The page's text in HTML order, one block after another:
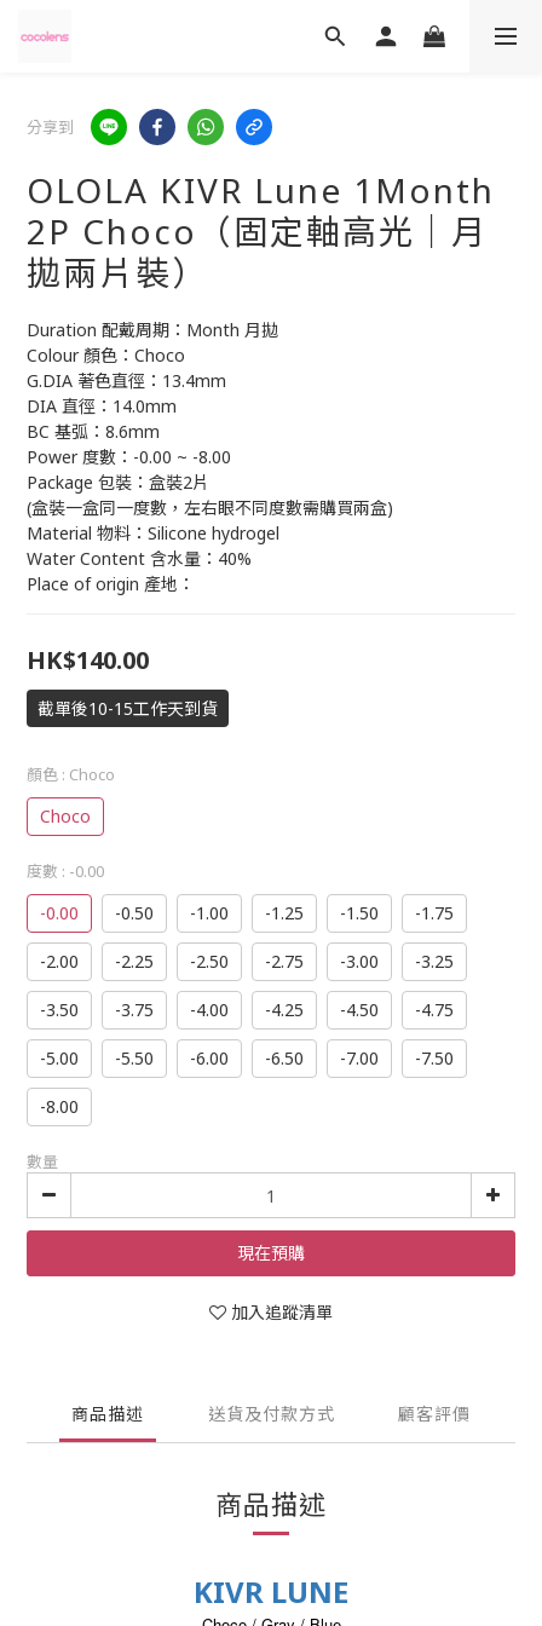
分享到
OLOLA KIVR Lune 1Month
2P Choco（固定軸高光｜月
拋兩片裝）
Duration 配戴周期：Month 月拋
Colour 顏色：Choco
G.DIA 著色直徑：13.4mm
DIA 直徑：14.0mm
BC 基弧：8.6mm
Power 度數：-0.00 ~ -8.00
Package 包裝：盒裝2片
(盒裝一盒同一度數，左右眼不同度數需購買兩盒)
Material 物料：Silicone hydrogel
Water Content 含水量：40%
Place of origin 產地：
HK$140.00
截單後10-15工作天到貨
顏色 : Choco
Choco
度數 : -0.00
-0.00 -0.50 -1.00 -1.25 -1.50 -1.75
-2.00 -2.25 -2.50 -2.75 -3.00 -3.25
-3.50 -3.75 -4.00 -4.25 -4.50 -4.75
-5.00 -5.50 -6.00 -6.50 -7.00 -7.50
-8.00
數量
現在預購
加入追蹤清單
商品描述 送貨及付款方式 顧客評價
商品描述
KIVR LUNE